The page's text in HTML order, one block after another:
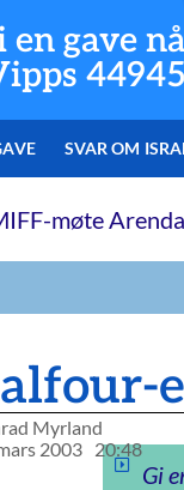
en gave
44945
SVAR OM
møte
Myrland
2003 20:48
Gi